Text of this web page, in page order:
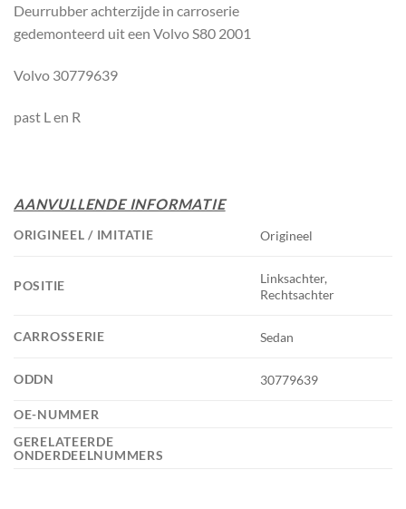
Deurrubber achterzijde in carroserie
gedemonteerd uit een Volvo S80 2001
Volvo 30779639
past L en R
AANVULLENDE INFORMATIE
ORIGINEEL / IMITATIE Origineel
POSITIE
Linksachter,
Rechtsachter
CARROSSERIE Sedan
ODDN 30779639
OE-NUMMER
GERELATEERDE
ONDERDEELNUMMERS